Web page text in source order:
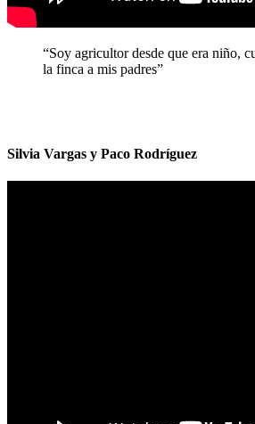
“Soy agricultor desde que era niño,
la finca a mis padres”
Silvia Vargas y Paco Rodríguez